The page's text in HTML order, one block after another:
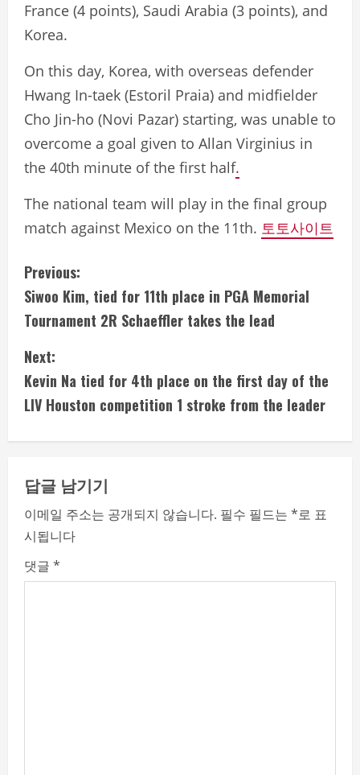
France (4 points), Saudi Arabia (3 points), and
Korea.
On this day, Korea, with overseas defender
Hwang In-taek (Estoril Praia) and midfielder
Cho Jin-ho (Novi Pazar) starting, was unable to
overcome a goal given to Allan Virginius in
the 40th minute of the first half.
The national team will play in the final group
match against Mexico on the 11th. 토토사이트
C
o
n
t
i
n
u
e
R
e
Previous:
Siwoo Kim, tied for 11th place in PGA Memorial
Tournament 2R Schaeffler takes the lead
Next:
Kevin Na tied for 4th place on the first day of the
LIV Houston competition 1 stroke from the leader
답글 남기기
이메일 주소는 공개되지 않습니다. 필수 필드는 *로 표
시됩니다
댓글 *